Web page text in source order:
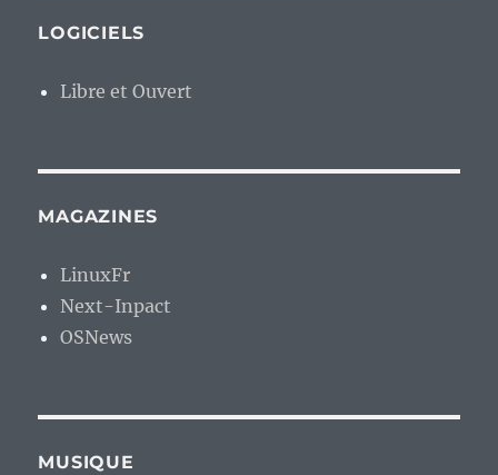
LOGICIELS
Libre et Ouvert
MAGAZINES
LinuxFr
Next-Inpact
OSNews
MUSIQUE